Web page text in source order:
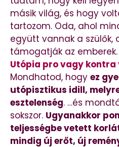
másik világ, és hogy
tartozom. Oda, ahol
együtt vannak a szülők,
támogatják az emberek.
Utópia pro vagy kontra
Mondhatod, hogy ez
utópisztikus idill,
esztelenség. …és
sokszor. Ugyanakkor
teljességbe vetett
mindig új erőt, új